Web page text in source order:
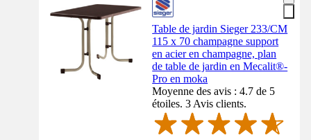
Table de jardin Sieger 233/CM
115 x 70 champagne support
en acier en champagne, plan
de table de jardin en Mecalit®-
Pro en moka
Moyenne des avis : 4.7 de 5
étoiles. 3 Avis clients.